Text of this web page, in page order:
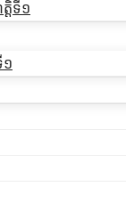
តិទី១
១